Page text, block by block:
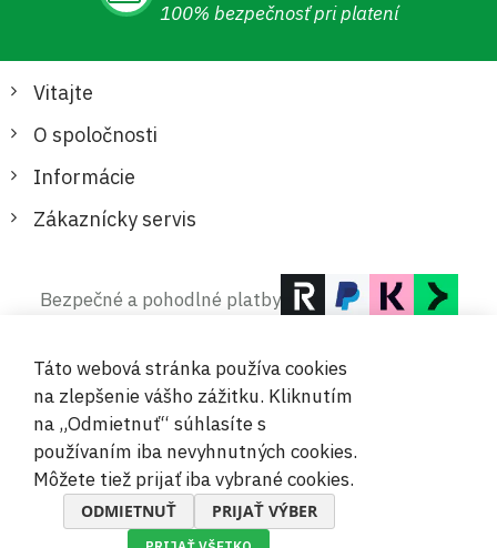
100% bezpečnosť pri platení
Vitajte
O spoločnosti
Informácie
Zákaznícky servis
Bezpečné a pohodlné platby
© 2019-2026 Megamix s.r.o.
Táto webová stránka používa cookies
na zlepšenie vášho zážitku. Kliknutím
na „Odmietnuť“ súhlasíte s
používaním iba nevyhnutných cookies.
Môžete tiež prijať iba vybrané cookies.
ODMIETNUŤ PRIJAŤ VÝBER